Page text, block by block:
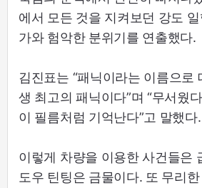
에서 모든 것을 지켜보던 강도
가와 험악한 분위기를 연출했다.
김진표는 “패닉이라는 이름으로
생 최고의 패닉이다”며 “무서웠
이 필름처럼 기억난다”고 말했다.
이렇게 차량을 이용한 사건들은
도우 틴팅은 금물이다. 또 무리